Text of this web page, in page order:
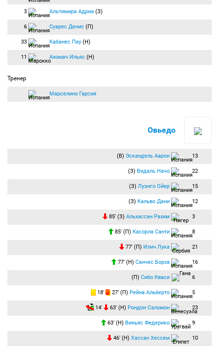
3 Альтимира Адриа (З)
6 Суарес Денис (П)
33 Кабанес Пау (Н)
11 Ахомач Ильяс (Н)
Тренер
Марселино Гарсия
Овьедо
(В) Эскандель Аарон 13
(З) Видаль Начо 22
(З) Луэнго Ойер 15
(З) Кальво Дани 12
85′ (З) Альхассан Рахим 3
85′ (П) Касорла Санти 8
77′ (П) Илич Лука 21
77′ (Н) Санчес Борха 16
(П) Сибо Кваси 6
18′ 27′ (П) Рейна Альберто 5
14′ 63′ (Н) Рондон Саломон 23
63′ (Н) Виньяс Федерико 9
46′ (Н) Хассан Хессем 10